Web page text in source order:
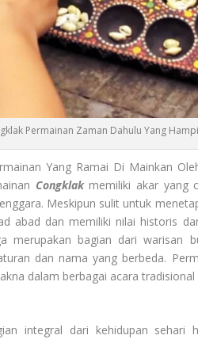
Permainan Zaman Dahulu Yang
Yang Ramai Di Mainkan
Congklakmemiliki akar yang
Meskipun sulit untuk
abad dan memiliki nilai historis
merupakan bagian dari warisan
dan nama yang berbeda.
dalam berbagai acara
integral dari kehidupan sehari